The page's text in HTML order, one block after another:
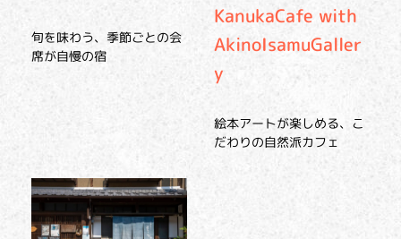
旬を味わう、季節ごとの会
席が自慢の宿
KanukaCafe with
AkinoIsamuGaller
y
絵本アートが楽しめる、こ
だわりの自然派カフェ